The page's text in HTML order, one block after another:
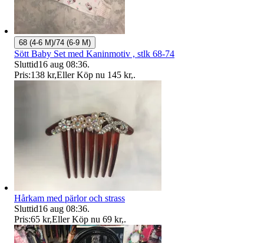
68 (4-6 M)/74 (6-9 M)
Sött Baby Set med Kaninmotiv , stlk 68-74
Sluttid16 aug 08:36.
Pris:138 kr,Eller Köp nu 145 kr,.
Hårkam med pärlor och strass
Sluttid16 aug 08:36.
Pris:65 kr,Eller Köp nu 69 kr,.